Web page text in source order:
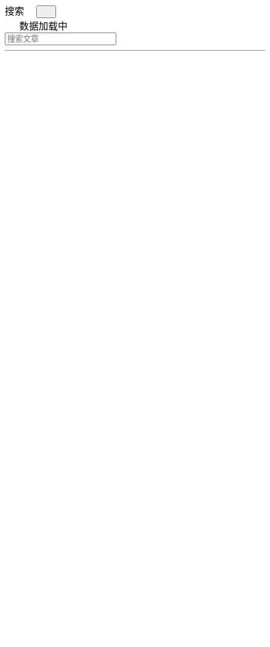
搜索
数据加载中